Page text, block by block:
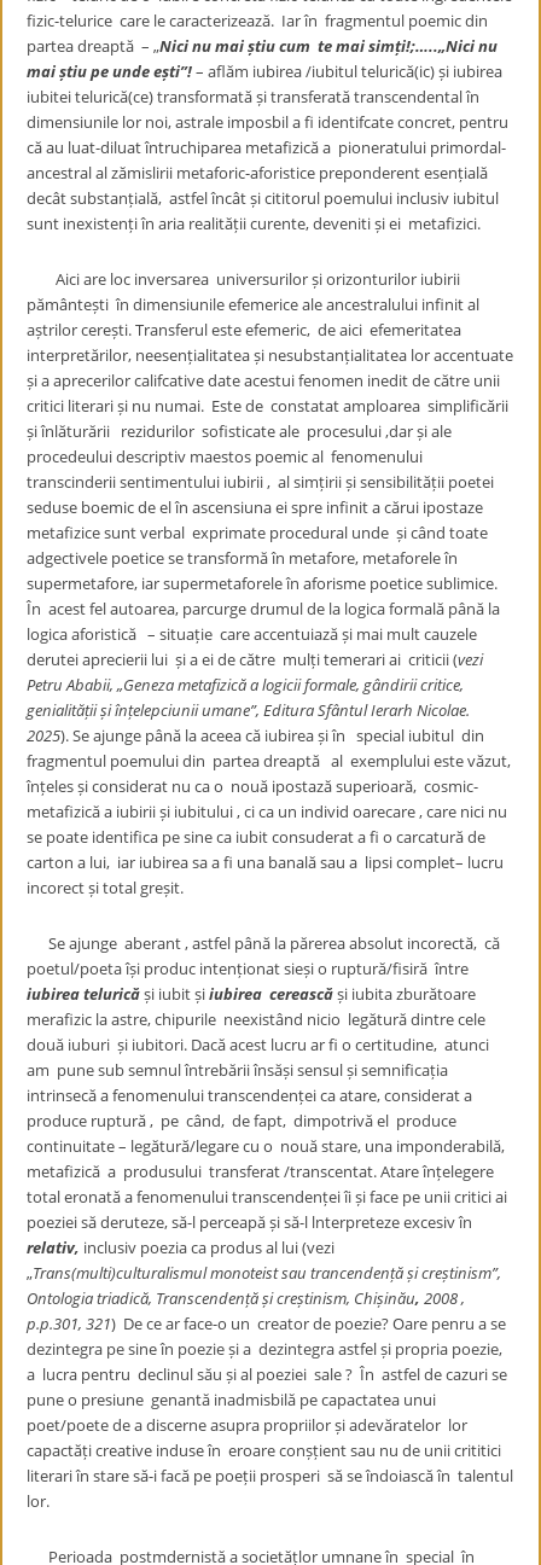
fizic-telurice care le caracterizează. Iar în fragmentul poemic din
partea dreaptă – „Nici nu mai știu cum te mai simți!;…..„Nici nu
mai știu pe unde ești”!– aflăm iubirea /iubitul telurică(ic) și iubirea
iubitei telurică(ce) transformată și transferată transcendental în
dimensiunile lor noi, astrale imposbil a fi identifcate concret, pentru
că au luat-diluat întruchiparea metafizică a pioneratului primordal-
ancestral al zămislirii metaforic-aforistice preponderent esențială
decât substanțială, astfel încât și cititorul poemului inclusiv iubitul
sunt inexistenți în aria realității curente, deveniti și ei metafizici.
Aici are loc inversarea universurilor și orizonturilor iubirii
pământești în dimensiunile efemerice ale ancestralului infinit al
aștrilor cerești. Transferul este efemeric, de aici efemeritatea
interpretărilor, neesențialitatea și nesubstanțialitatea lor accentuate
și a aprecerilor califcative date acestui fenomen inedit de către unii
critici literari și nu numai. Este de constatat amploarea simplificării
și înlăturării rezidurilor sofisticate ale procesului ,dar și ale
procedeului descriptiv maestos poemic al fenomenului
transcinderii sentimentului iubirii , al simțirii și sensibilității poetei
seduse boemic de el în ascensiuna ei spre infinit a cărui ipostaze
metafizice sunt verbal exprimate procedural unde și când toate
adgectivele poetice se transformă în metafore, metaforele în
supermetafore, iar supermetaforele în aforisme poetice sublimice.
În acest fel autoarea, parcurge drumul de la logica formală până la
logica aforistică – situație care accentuiază și mai mult cauzele
derutei aprecierii lui și a ei de către mulți temerari ai criticii (vezi
Petru Ababii, „Geneza metafizică a logicii formale, gândirii critice,
genialității și înțelepciunii umane”, Editura Sfântul Ierarh Nicolae.
2025). Se ajunge până la aceea că iubirea și în special iubitul din
fragmentul poemului din partea dreaptă al exemplului este văzut,
înțeles și considerat nu ca o nouă ipostază superioară, cosmic-
metafizică a iubirii și iubitului , ci ca un individ oarecare , care nici nu
se poate identifica pe sine ca iubit consuderat a fi o carcatură de
carton a lui, iar iubirea sa a fi una banală sau a lipsi complet– lucru
incorect și total greșit.
Se ajunge aberant , astfel până la părerea absolut incorectă, că
poetul/poeta își produc intenționat sieși o ruptură/fisiră între
iubirea teluricăși iubit șiiubirea cereascăși iubita zburătoare
merafizic la astre, chipurile neexistând nicio legătură dintre cele
două iuburi și iubitori. Dacă acest lucru ar fi o certitudine, atunci
am pune sub semnul întrebării însăși sensul și semnificația
intrinsecă a fenomenului transcendenței ca atare, considerat a
produce ruptură , pe când, de fapt, dimpotrivă el produce
continuitate – legătură/legare cu o nouă stare, una imponderabilă,
metafizică a produsului transferat /transcentat. Atare înțelegere
total eronată a fenomenului transcendenței îi și face pe unii critici ai
poeziei să deruteze, să-l perceapă și să-l lnterpreteze excesiv în
relativ, inclusiv poezia ca produs al lui (vezi
„Trans(multi)culturalismul monoteist sau trancendență și creștinism”,
Ontologia triadică, Transcendență și creștinism, Chișinău, 2008,
p.p.301, 321) De ce ar face-o un creator de poezie? Oare penru a se
dezintegra pe sine în poezie și a dezintegra astfel și propria poezie,
a lucra pentru declinul său și al poeziei sale ? În astfel de cazuri se
pune o presiune genantă inadmisbilă pe capactatea unui
poet/poete de a discerne asupra propriilor și adevăratelor lor
capactăți creative induse în eroare conșțient sau nu de unii crititici
literari în stare să-i facă pe poeții prosperi să se îndoiască în talentul
lor.
Perioada postmdernistă a societățlor umnane în special în